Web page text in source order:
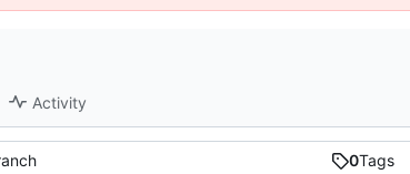
Activity
0Tags